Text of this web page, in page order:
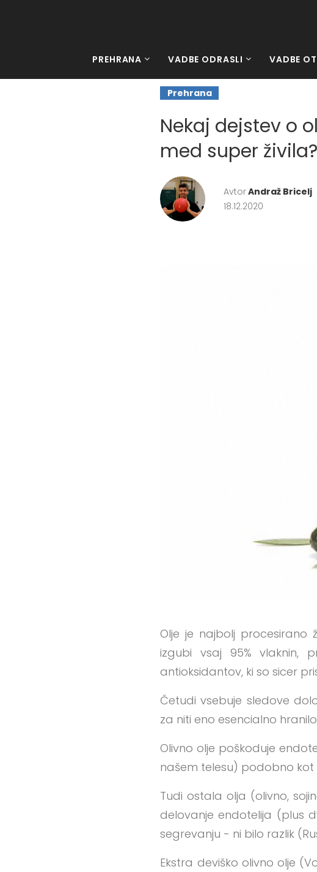
PREHRANA VADBE ODRASLI VADBE
Prehrana
Nekaj dejstev o
med super živila?
AvtorAndraž Bricelj
18.12.2020
Olje je najbolj procesirano
izgubi vsaj 95% vlaknin,
antioksidantov, ki so sicer
Četudi vsebuje sledove
za niti eno esencialno
Olivno olje poškoduje
našem telesu) podobno kot
Tudi ostala olja (olivno,
delovanje endotelija (plus
segrevanju - ni bilo razlik
Ekstra deviško olivno olje